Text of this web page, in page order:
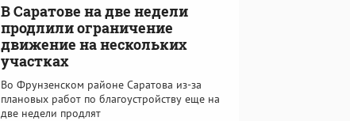
В Саратове на две недели
продлили ограничение
движение на нескольких
участках
Во Фрунзенском районе Саратова из-за
плановых работ по благоустройству еще на
две недели продлят